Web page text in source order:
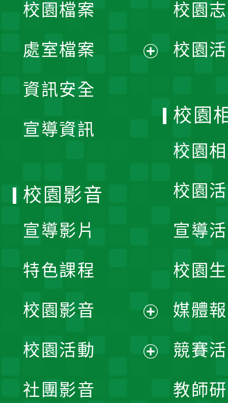
單
校園檔案
處室檔案
資訊安全
宣導資訊
校園
校園
校園
校園
校園
宣導
校園
媒體
競賽
教師
校園影音
宣導影片
特色課程
校園影音
開
校園活動
社團影音